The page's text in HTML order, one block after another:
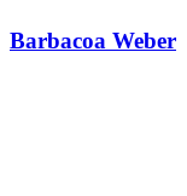
Barbacoa Weber